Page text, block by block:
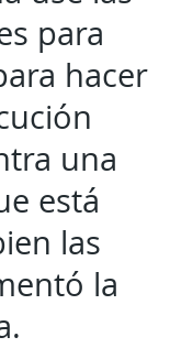
para
hacer
una
está
las
la